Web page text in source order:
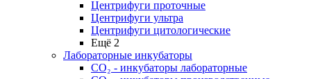
Центрифуги проточные
Центрифуги ультра
Центрифуги цитологические
Ещё 2
Лабораторные инкубаторы
СО₂ - инкубаторы лабораторные